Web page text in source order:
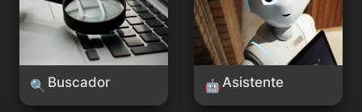
🔍 Buscador 🤖Asistente